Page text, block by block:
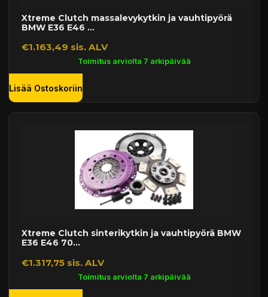
Xtreme Clutch massalevykytkin ja vauhtipyörä
BMW E36 E46 ...
€1.163,49 sis. ALV
Toimitus arviolta 7 arkipäivää
Lisää Ostoskoriin
Xtreme Clutch sinterikytkin ja vauhtipyörä BMW
E36 E46 70...
€1.317,75 sis. ALV
Toimitus arviolta 7 arkipäivää